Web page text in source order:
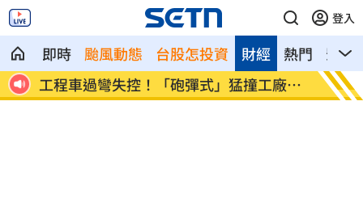
登入
即時 颱風動態 台股怎投資 熱門 影音
財經
體
工程車過彎失控！「砲彈式」猛撞工廠大
門
柯志